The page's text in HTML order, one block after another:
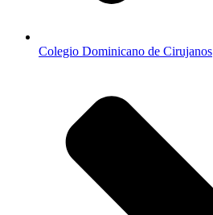
Colegio Dominicano de Cirujanos